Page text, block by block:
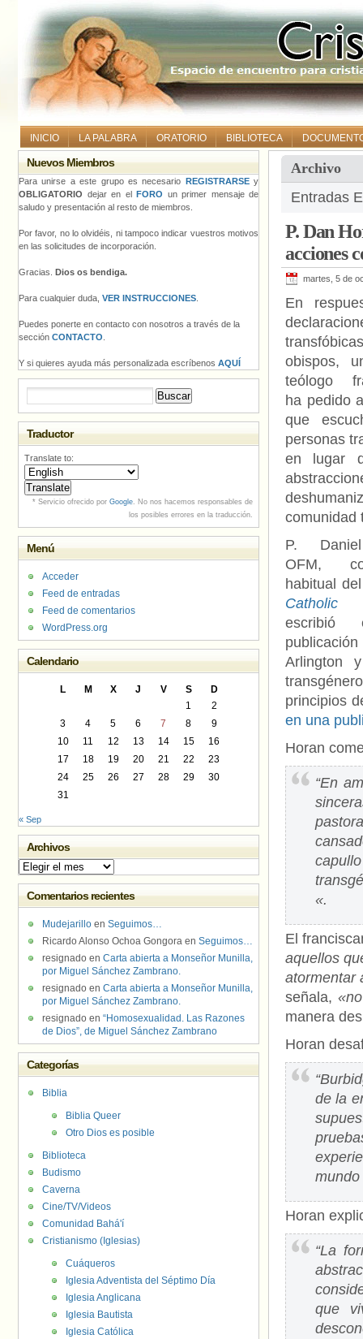
INICIO LA PALABRA ORATORIO BIBLIOTECA
Archivo
Entradas
P. Dan
acciones
martes, 5 de
En
obispos,
teólogo
ha pedido
que
personas
en lugar
comunidad
P.
OFM,
habitual
Catholic
escribió
Arlington
principios
en una
Horan
“En
«.
El
aquellos
atormentar
señala,
manera
Horan
de la
mundo
Horan
“La
que
Nuevos Miembros
Para unirse a este grupo es necesario REGISTRARSEy
OBLIGATORIO dejar en el FORO un primer mensaje de
saludo y presentación al resto de miembros.
Por favor, no lo olvidéis, ni tampoco indicar vuestros motivos
en las solicitudes de incorporación.
Gracias. Dios os bendiga.
Para cualquier duda, VER INSTRUCCIONES
Puedes ponerte en contacto con nosotros a través de la
sección CONTACTO
Y si quieres ayuda más personalizada escríbenos AQUÍ
Traductor
Translate to:
* Servicio ofrecido por Google. No nos hacemos responsables de
los posibles errores en la traducción.
Menú
Acceder
Feed de entradas
Feed de comentarios
WordPress.org
Calendario
L M X J V S
D
1
2
3
4 5 6 7 8
9
10
11 12 13 14 15
16
17
18 19 20 21 22
23
24
25 26 27 28 29
30
31
« Sep
Archivos
Archivos
Comentarios recientes
Mudejarillo en Seguimos…
Ricardo Alonso Ochoa Gongora en Seguimos…
resignado en Carta abierta a Monseñor Munilla,
por Miguel Sánchez Zambrano.
resignado en Carta abierta a Monseñor Munilla,
por Miguel Sánchez Zambrano.
resignado en “Homosexualidad. Las Razones
de Dios”, de Miguel Sánchez Zambrano
Categorías
Biblia
Biblia Queer
Otro Dios es posible
Biblioteca
Budismo
Caverna
Cine/TV/Videos
Comunidad Bahá'í
Cristianismo (Iglesias)
Cuáqueros
Iglesia Adventista del Séptimo Día
Iglesia Anglicana
Iglesia Bautista
Iglesia Católica